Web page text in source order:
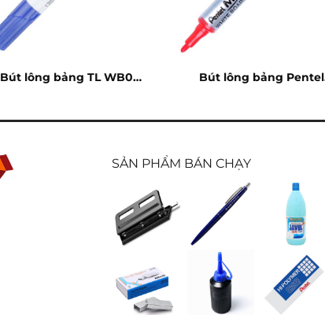
Bút lông bảng TL WB03
Bút lông bảng Pentel
SẢN PHẨM BÁN CHẠY
Bấm 3 lổ
Kwtrio
9630 – 30
Bút bi TL
031 xanh
Nước tẩy
Javel 1kg
Kim bấm
Kwtrio
no.10
Mực lông
dầu
xanh
Gôm
Pentel
ZEH10